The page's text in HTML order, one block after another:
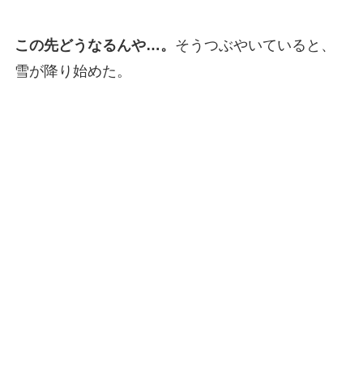
この先どうなるんや…。 そうつぶやいていると、
雪が降り始めた。